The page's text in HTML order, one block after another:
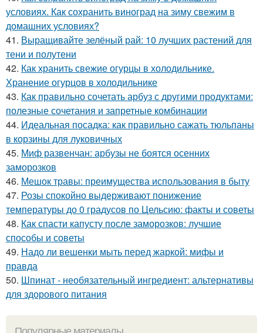
условиях. Как сохранить виноград на зиму свежим в
домашних условиях?
41. Выращивайте зелёный рай: 10 лучших растений для
тени и полутени
42. Как хранить свежие огурцы в холодильнике.
Хранение огурцов в холодильнике
43. Как правильно сочетать арбуз с другими продуктами:
полезные сочетания и запретные комбинации
44. Идеальная посадка: как правильно сажать тюльпаны
в корзины для луковичных
45. Миф развенчан: арбузы не боятся осенних
заморозков
46. Мешок травы: преимущества использования в быту
47. Розы спокойно выдерживают понижение
температуры до 0 градусов по Цельсию: факты и советы
48. Как спасти капусту после заморозков: лучшие
способы и советы
49. Надо ли вешенки мыть перед жаркой: мифы и
правда
50. Шпинат - необязательный ингредиент: альтернативы
для здорового питания